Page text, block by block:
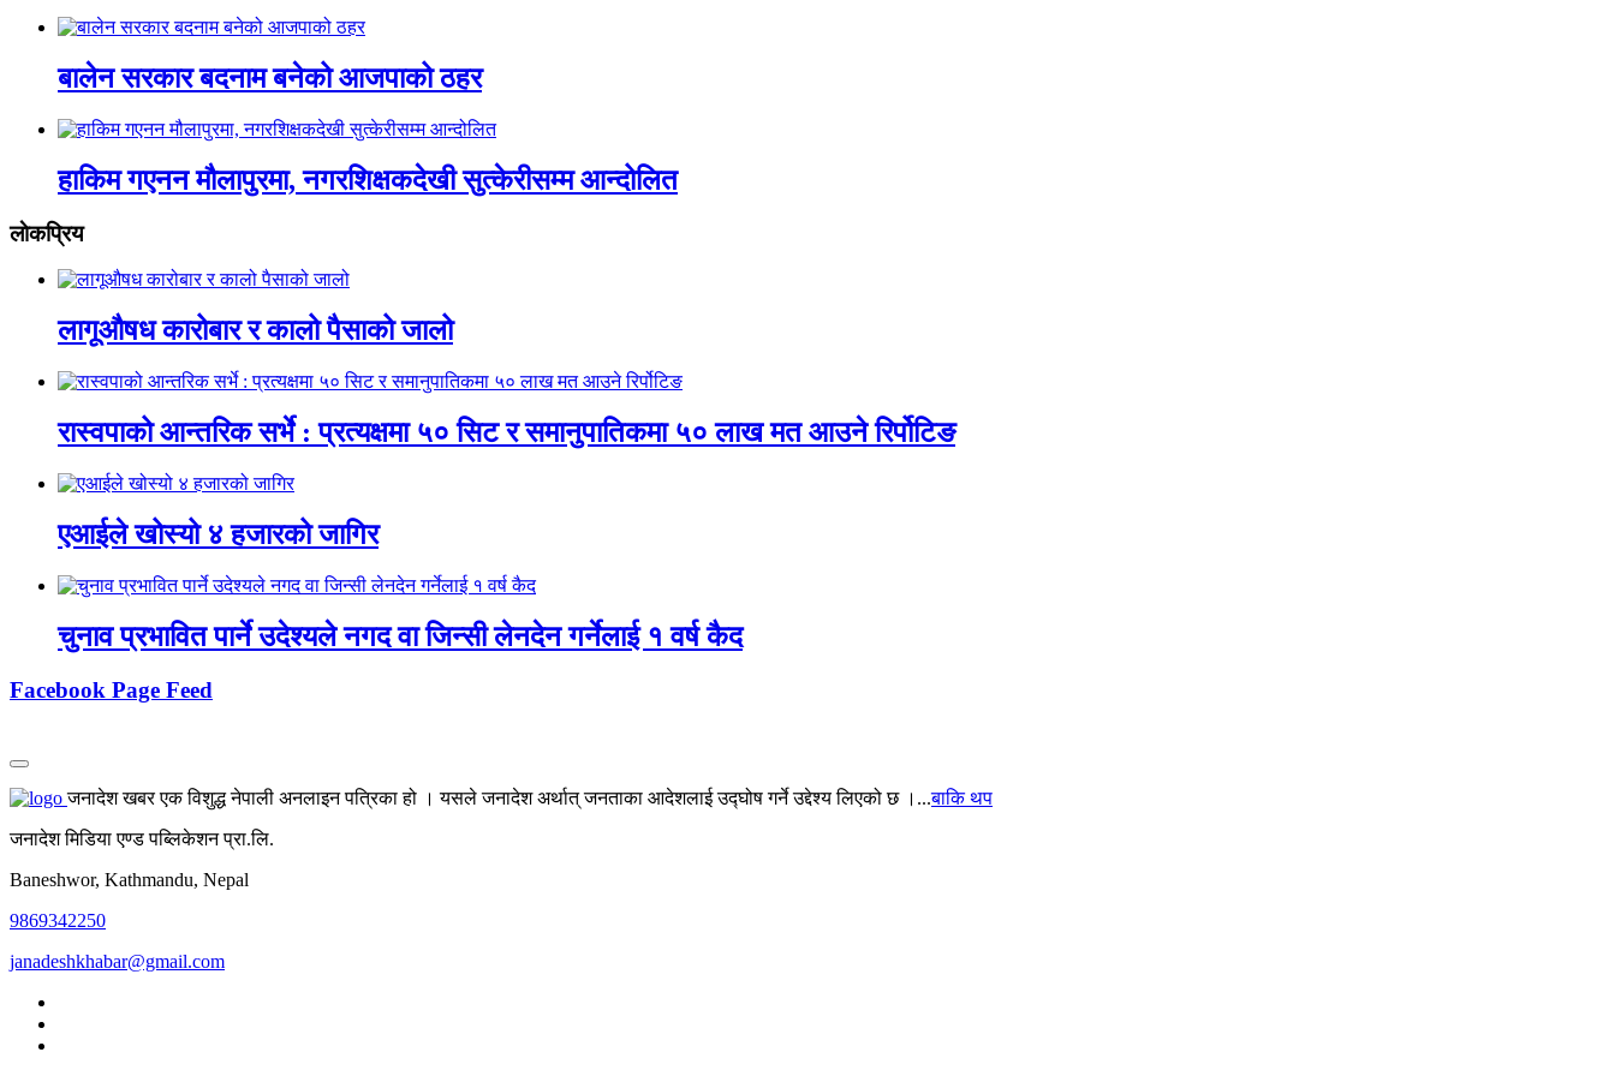
बालेन सरकार बदनाम बनेको आजपाको ठहर
हाकिम गएनन मौलापुरमा, नगरशिक्षकदेखी सुत्केरीसम्म आन्दोलित
लाेकप्रिय
लागूऔषध कारोबार र कालो पैसाको जालो
रास्वपाको आन्तरिक सर्भे : प्रत्यक्षमा ५० सिट र समानुपातिकमा ५० लाख मत आउने रिर्पोटिङ
एआईले खोस्यो ४ हजारको जागिर
चुनाव प्रभावित पार्ने उदेश्यले नगद वा जिन्सी लेनदेन गर्नेलाई १ वर्ष कैद
Facebook Page Feed
जनादेश खबर एक विशुद्ध नेपाली अनलाइन पत्रिका हो । यसले जनादेश अर्थात् जनताका आदेशलाई उद्घोष गर्ने उद्देश्य लिएको छ ।...बाकि थप
जनादेश मिडिया एण्ड पब्लिकेशन प्रा.लि.
Baneshwor, Kathmandu, Nepal
9869342250
janadeshkhabar@gmail.com